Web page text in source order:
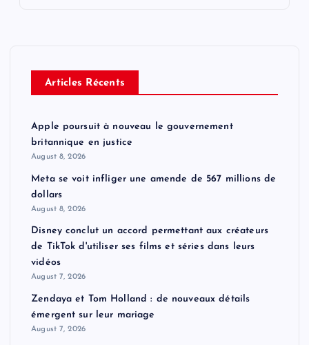
Articles Récents
Apple poursuit à nouveau le gouvernement
britannique en justice
August 8, 2026
Meta se voit infliger une amende de 567 millions de
dollars
August 8, 2026
Disney conclut un accord permettant aux créateurs
de TikTok d'utiliser ses films et séries dans leurs
vidéos
August 7, 2026
Zendaya et Tom Holland : de nouveaux détails
émergent sur leur mariage
August 7, 2026